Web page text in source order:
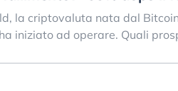
la criptovaluta nata dal
iniziato ad operare. Quali